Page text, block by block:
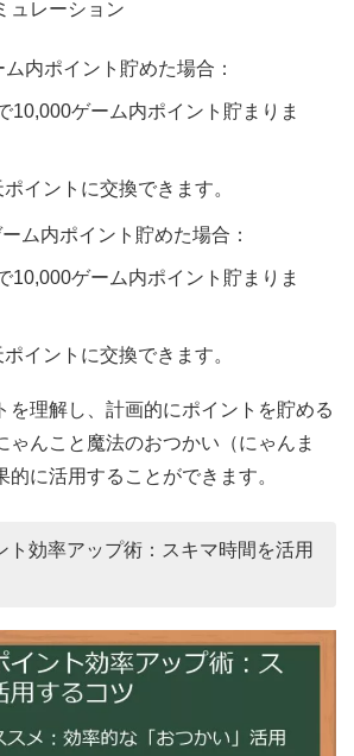
ュレーション
内ポイント貯めた場合：
10,000ゲーム内ポイント貯まりま
イントに交換できます。
ム内ポイント貯めた場合：
10,000ゲーム内ポイント貯まりま
イントに交換できます。
を理解し、計画的にポイントを貯める
ゃんこと魔法のおつかい（にゃんま
的に活用することができます。
ト効率アップ術：スキマ時間を活用